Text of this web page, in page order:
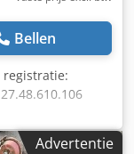
Bellen
registratie:
dan 100 assen
u niet kunt
Advertentie